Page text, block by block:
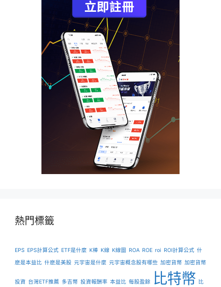
熱門標籤
EPS EPS計算公式 ETF是什麼 K棒 K線 K線圖 ROA ROE roi ROI計算公式 什
麽是本益比 什麽是美股 元宇宙是什麼 元宇宙概念股有哪些 加密貨幣 加密貨幣
投資 台灣ETF推薦 多吉幣 投資報酬率 本益比 每股盈餘 比特幣 比